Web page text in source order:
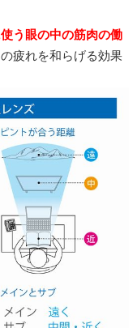
う眼の中の筋肉の働
疲れを和らげる効果